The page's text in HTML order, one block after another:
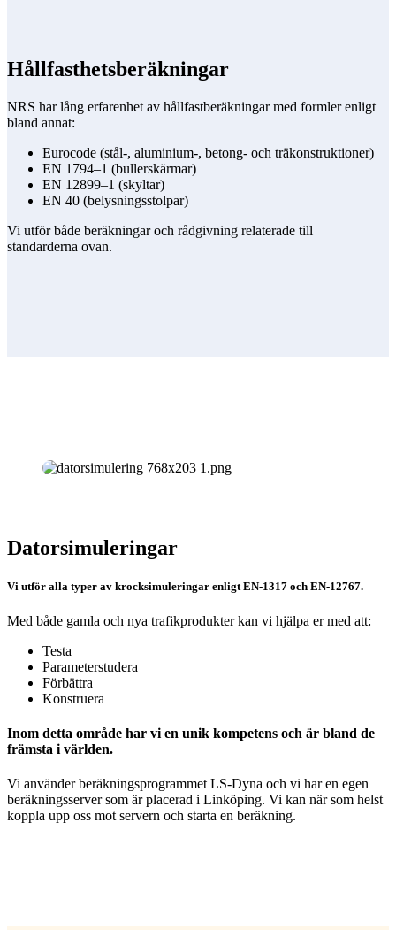
Hållfasthetsberäkningar
NRS har lång erfarenhet av hållfastberäkningar med formler enligt
bland annat:
Eurocode (stål‑, aluminium‑, betong- och träkonstruktioner)
EN 1794–1 (bullerskärmar)
EN 12899–1 (skyltar)
EN 40 (belysningsstolpar)
Vi utför både beräkningar och rådgivning relaterade till
standarderna ovan.
Datorsimuleringar
Vi utför alla typer av krocksimuleringar enligt EN-1317 och EN-12767.
Med både gamla och nya trafikprodukter kan vi hjälpa er med att:
Testa
Parameterstudera
Förbättra
Konstruera
Inom detta område har vi en unik kompetens och är bland de
främsta i världen.
Vi använder beräkningsprogrammet LS-Dyna och vi har en egen
beräkningsserver som är placerad i Linköping. Vi kan när som helst
koppla upp oss mot servern och starta en beräkning.